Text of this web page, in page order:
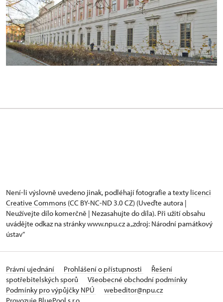
Není-li výslovně uvedeno jinak, podléhají fotografie a texty licenci
Creative Commons (CC BY-NC-ND 3.0 CZ) (Uveďte autora |
Neužívejte dílo komerčně | Nezasahujte do díla). Při užití obsahu
uvádějte odkaz na stránky www.npu.cz a „zdroj: Národní památkový
ústav“
Právní ujednání Prohlášení o přístupnosti
Řešení
spotřebitelských sporů
Všeobecné obchodní podmínky
Podmínky pro výpůjčky NPÚ
webeditor@npu.cz